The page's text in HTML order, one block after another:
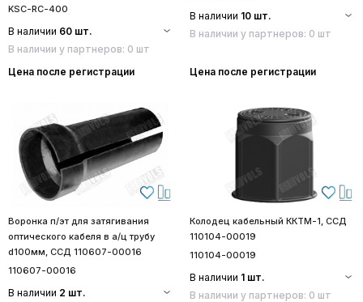
KSC-RC-400
В наличии 60 шт.
В наличии у партнеров: 0 шт
Цена после регистрации
В наличии 10 шт.
В наличии у партнеров: 0 шт
Цена после регистрации
Воронка п/эт для затягивания
оптического кабеля в а/ц трубу
d100мм, ССД 110607-00016
110607-00016
В наличии 2 шт.
Колодец кабельный ККТМ-1, ССД
110104-00019
110104-00019
В наличии 1 шт.
В наличии у партнеров: 0 шт